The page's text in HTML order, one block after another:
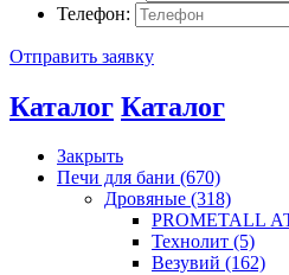
Телефон:
Отправить заявку
Каталог Каталог
Закрыть
Печи для бани (670)
Дровяные (318)
PROMETALL
Технолит (5)
Везувий (162)